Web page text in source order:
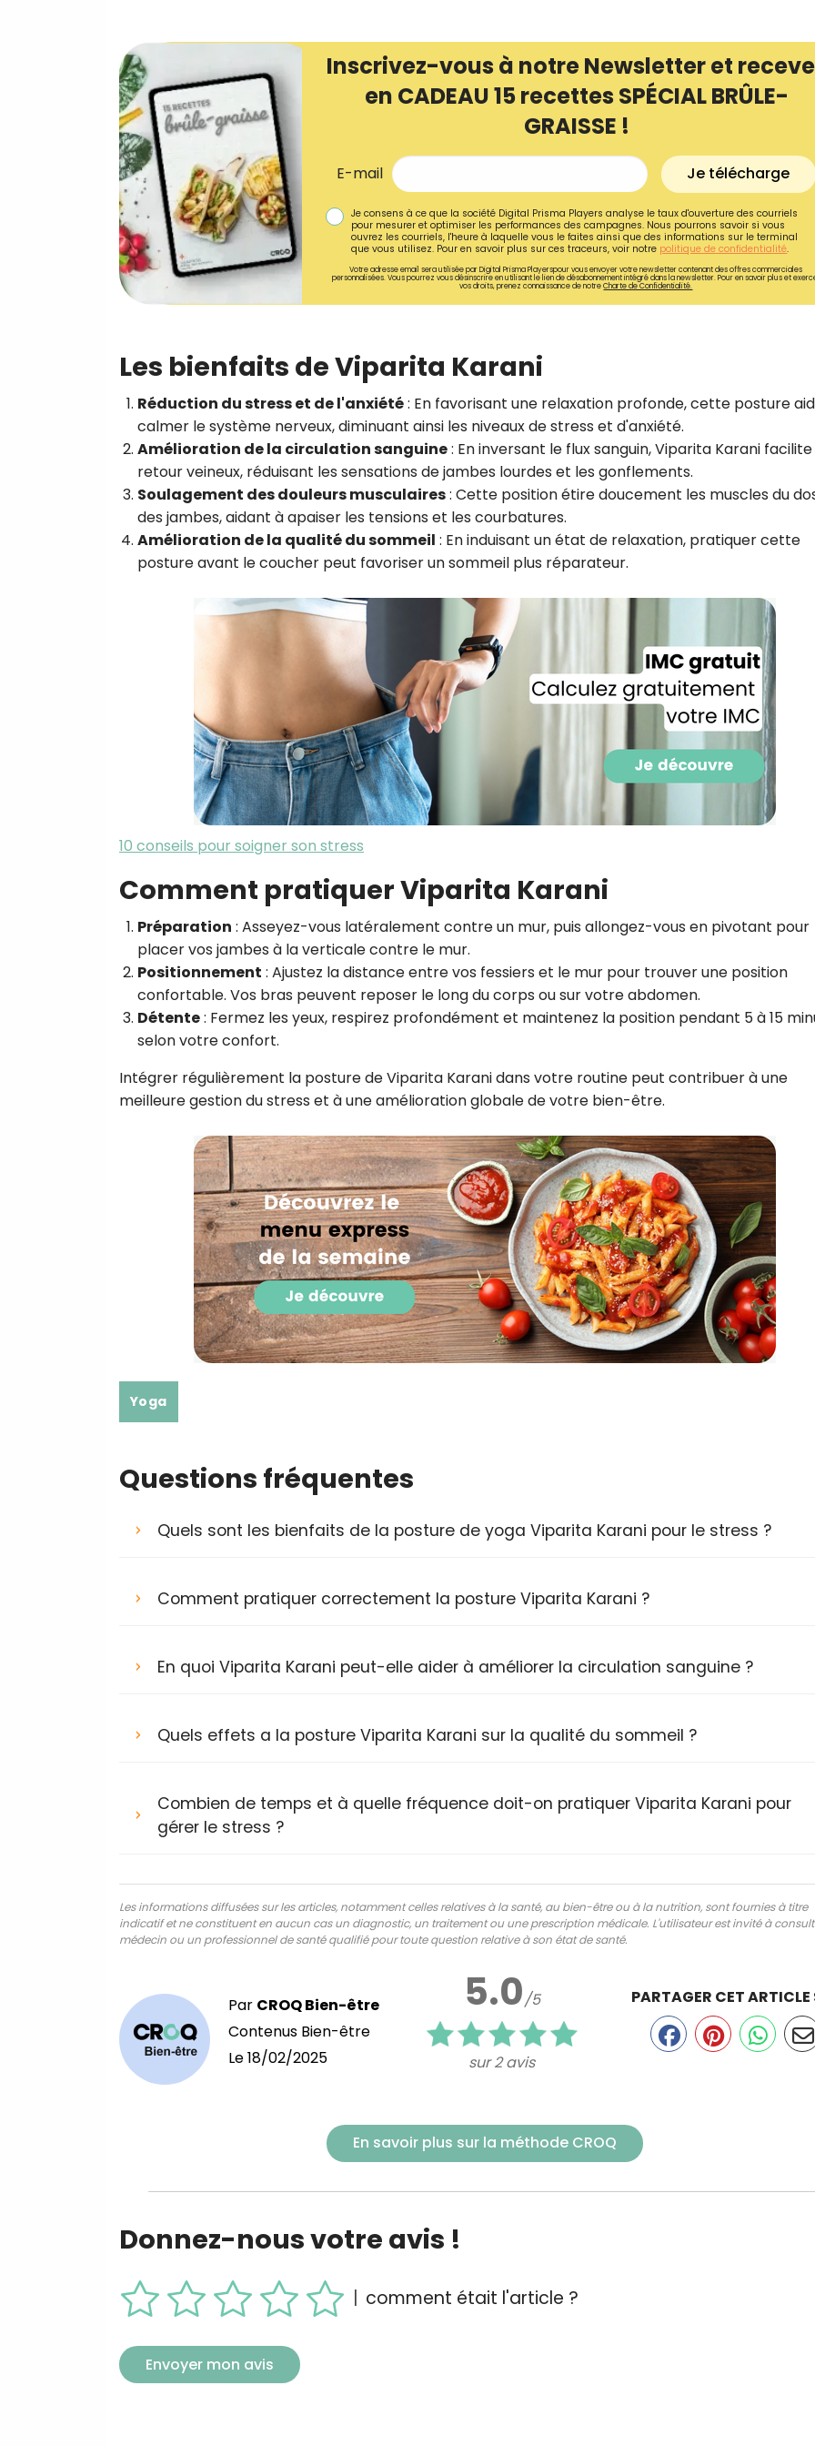
Inscrivez-vous à notre Newsletter et
en CADEAU 15 recettes SPÉCIAL BRÛLE-
GRAISSE !
E-mail Je télécharge
Je consens à ce que la société Digital Prisma Players analyse le taux d'ouverture des courriels
pour mesurer et optimiser les performances des campagnes. Nous pourrons savoir si vous
ouvrez les courriels, l'heure à laquelle vous le faites ainsi que des informations sur le terminal
que vous utilisez. Pour en savoir plus sur ces traceurs, voir notre politique de confidentialité.
Votre adresse email sera utilisée par Digital Prisma Playerspour vous envoyer votre newsletter contenant des offres commerciales
personnalisées. Vous pourrez vous désinscrire en utilisant le lien de désabonnement intégré dans la newsletter. Pour en savoir plus et
vos droits, prenez connaissance de notreCharte de Confidentialité.
Les bienfaits de Viparita Karani
Réduction du stress et de l'anxiété: En favorisant une relaxation profonde, cette posture
calmer le système nerveux, diminuant ainsi les niveaux de stress et d'anxiété.
Amélioration de la circulation sanguine: En inversant le flux sanguin, Viparita Karani
retour veineux, réduisant les sensations de jambes lourdes et les gonflements.
Soulagement des douleurs musculaires: Cette position étire doucement les muscles du
des jambes, aidant à apaiser les tensions et les courbatures.
Amélioration de la qualité du sommeil : En induisant un état de relaxation, pratiquer cette
posture avant le coucher peut favoriser un sommeil plus réparateur.
10 conseils pour soigner son stress
Comment pratiquer Viparita Karani
Préparation : Asseyez-vous latéralement contre un mur, puis allongez-vous en pivotant pour
placer vos jambes à la verticale contre le mur.
Positionnement : Ajustez la distance entre vos fessiers et le mur pour trouver une position
confortable. Vos bras peuvent reposer le long du corps ou sur votre abdomen.
Détente: Fermez les yeux, respirez profondément et maintenez la position pendant 5 à 15
selon votre confort.
Intégrer régulièrement la posture de Viparita Karani dans votre routine peut contribuer à une
meilleure gestion du stress et à une amélioration globale de votre bien-être.
Yoga
Questions fréquentes
Quels sont les bienfaits de la posture de yoga Viparita Karani pour le stress ?
Comment pratiquer correctement la posture Viparita Karani ?
En quoi Viparita Karani peut-elle aider à améliorer la circulation sanguine ?
Quels effets a la posture Viparita Karani sur la qualité du sommeil ?
Combien de temps et à quelle fréquence doit-on pratiquer Viparita Karani pour
gérer le stress ?
Les informations diffusées sur les articles, notamment celles relatives à la santé, au bien-être ou à la nutrition, sont fournies à titre
indicatif et ne constituent en aucun cas un diagnostic, un traitement ou une prescription médicale. L'utilisateur est invité à
médecin ou un professionnel de santé qualifié pour toute question relative à son état de santé.
Par CROQ Bien-être
Contenus Bien-être
Le18/02/2025
5.0/5
sur 2 avis
PARTAGER CET ARTICLE
En savoir plus sur la méthode CROQ
Donnez-nous votre avis !
comment était l'article ?
Envoyer mon avis
Recevez gratuitement
recettes inédites de
!
Ainsi que la newsletter
CROQ.
Prisma Players analyse le taux
performances des campagnes.
pourrons savoir si vous ouvrez les
l'heure à laquelle vous le faites ainsi
des informations sur le terminal
utilisez. Pour en savoir plus sur ces
Je reçois mon cadeau !
Votre adresse email sera utilisée par Digital Prisma
envoyer votre newsletter contenant des offres
personnalisées. Vous pourrez vous désinscrire en
désabonnement intégré dans la newsletter. Pour en
exercer vos droits, prenez connaissance de notre
Confidentialité.